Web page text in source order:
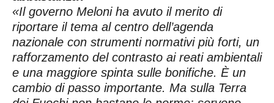
«Il governo Meloni ha avuto il merito di
riportare il tema al centro dell’agenda
nazionale con strumenti normativi più forti, un
rafforzamento del contrasto ai reati ambientali
e una maggiore spinta sulle bonifiche. È un
cambio di passo importante. Ma sulla Terra